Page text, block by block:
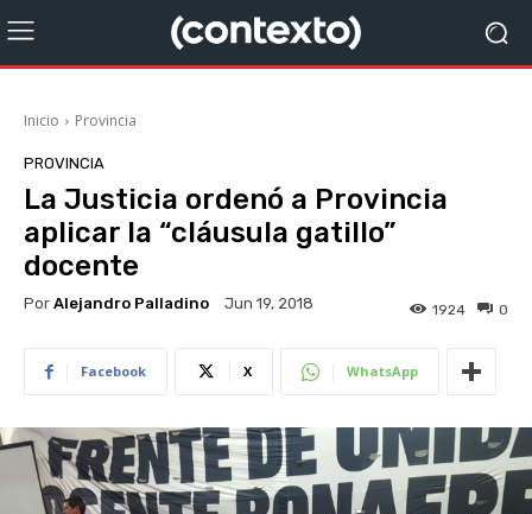
Inicio Provincia
PROVINCIA
La Justicia ordenó a Provincia
aplicar la “cláusula gatillo”
docente
Por Alejandro Palladino Jun 19, 2018 0
1924
Facebook X WhatsApp